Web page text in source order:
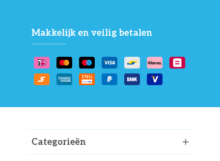
Makkelijk en veilig betalen
Categorieën